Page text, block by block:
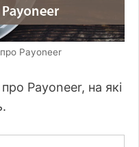
Payoneer
Payoneer, на які